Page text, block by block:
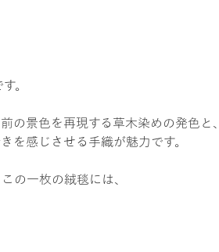
。
の景色を再現する草木染めの発色と、
を感じさせる手織が魅力です。
の一枚の絨毯には、